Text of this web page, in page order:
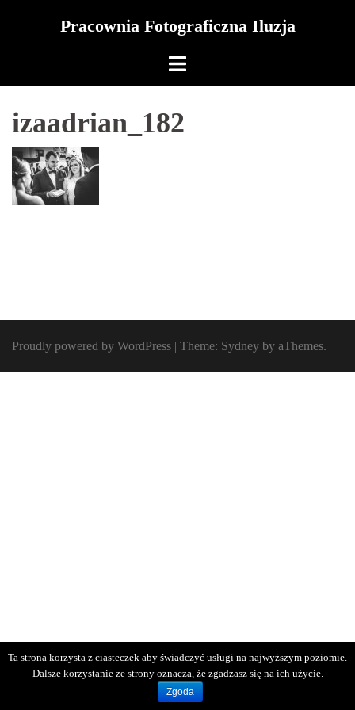
Pracownia Fotograficzna Iluzja
izaadrian_182
Proudly powered by WordPress | Theme: Sydney by aThemes.
Ta strona korzysta z ciasteczek aby świadczyć usługi na najwyższym poziomie.
Dalsze korzystanie ze strony oznacza, że zgadzasz się na ich użycie.
Zgoda